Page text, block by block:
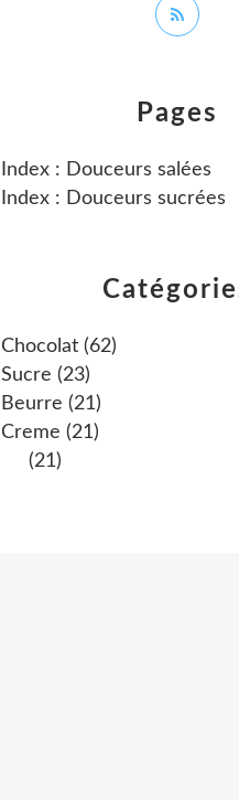
Chocolat (62)
Sucre (23)
Beurre (21)
Creme (21)
(21)
Pages
Index : Douceurs salées
Index : Douceurs sucrées